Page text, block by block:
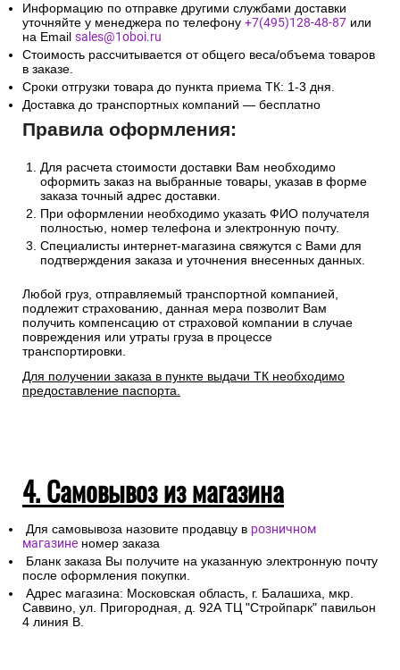
Информацию по отправке другими службами доставки
уточняйте у менеджера по телефону +7(495)128-48-87 или
на Email sales@1oboi.ru
Стоимость рассчитывается от общего веса/объема товаров
в заказе.
Сроки отгрузки товара до пункта приема ТК: 1-3 дня.
Доставка до транспортных компаний — бесплатно
Правила оформления:
Для расчета стоимости доставки Вам необходимо
оформить заказ на выбранные товары, указав в форме
заказа точный адрес доставки.
При оформлении необходимо указать ФИО получателя
полностью, номер телефона и электронную почту.
Специалисты интернет-магазина свяжутся с Вами для
подтверждения заказа и уточнения внесенных данных.
Любой груз, отправляемый транспортной компанией,
подлежит страхованию, данная мера позволит Вам
получить компенсацию от страховой компании в случае
повреждения или утраты груза в процессе
транспортировки.
Для получении заказа в пункте выдачи ТК необходимо
предоставление паспорта.
4. Самовывоз из магазина
Для самовывоза назовите продавцу в розничном
магазине номер заказа
Бланк заказа Вы получите на указанную электронную почту
после оформления покупки.
Адрес магазина: Московская область, г. Балашиха, мкр.
Саввино, ул. Пригородная, д. 92А ТЦ "Стройпарк" павильон
4 линия В.